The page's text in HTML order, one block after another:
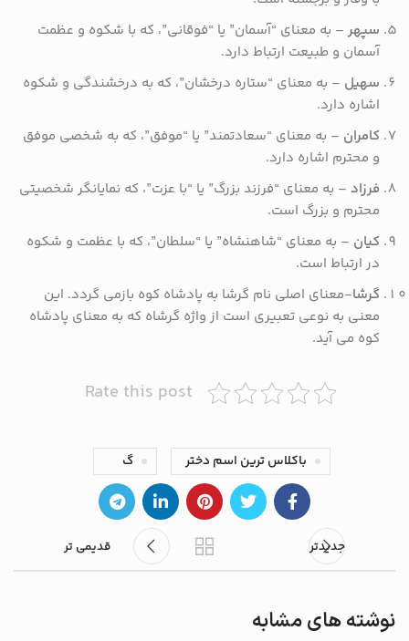
سپهر – به معنای “آسمان” یا “فوقانی”، که با شکوه و عظمت
آسمان و طبیعت ارتباط دارد.
سهیل – به معنای “ستاره درخشان”، که به درخشندگی و شکوه
اشاره دارد.
کامران – به معنای “سعادتمند” یا “موفق”، که به شخصی موفق
و محترم اشاره دارد.
فرزاد – به معنای “فرزند بزرگ” یا “با عزت”، که نمایانگر شخصیتی
محترم و بزرگ است.
کیان – به معنای “شاهنشاه” یا “سلطان”، که با عظمت و شکوه
در ارتباط است.
گرشا-معنای اصلی نام گرشا به پادشاه کوه بازمی گردد. این
معنی به نوعی تعبیری است از واژه گرشاه که به معنای پادشاه
کوه می آید.
Rate this post
باکلاس ترین اسم دختر گ
جدیدتر قدیمی تر
نوشته های مشابه